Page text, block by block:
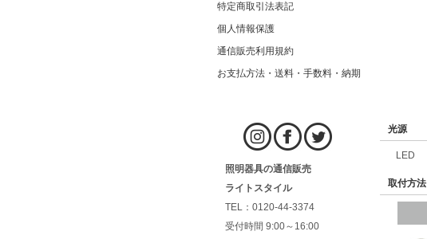
特定商取引法表記
個人情報保護
通信販売利用規約
お支払方法・送料・手数料・納期
照明器具の通信販売
ライトスタイル
TEL：0120-44-3374
受付時間 9:00～16:00
光源
LED
取付方法